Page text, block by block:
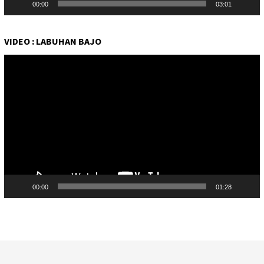
00:00 03:01
VIDEO : LABUHAN BAJO
00:00 01:28